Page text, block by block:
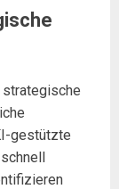
gestützte